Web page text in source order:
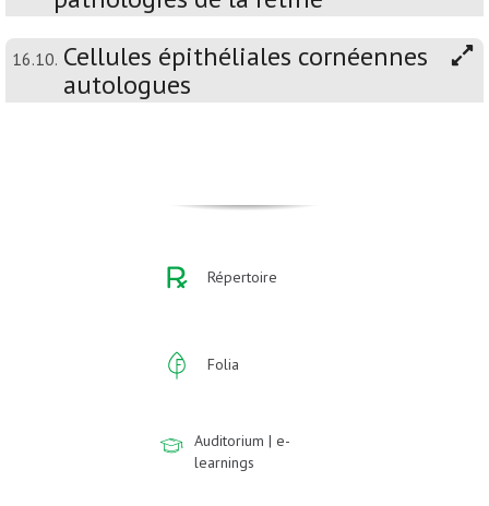
16.10. Cellules épithéliales cornéennes
autologues
Répertoire
Folia
Auditorium | e-
learnings